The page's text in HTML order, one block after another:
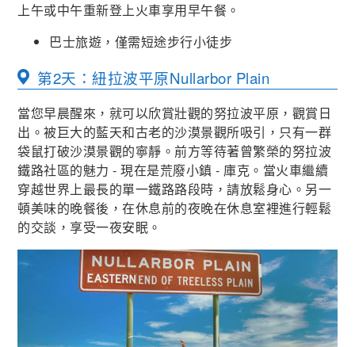
上午或中午重新登上火車享用早午餐。
巴士旅遊，僅需短途步行小徒步
第2天：紐拉波平原Nullarbor Plain
當您早晨醒來，就可以欣賞壯觀的努拉波平原，觀賞日
出。被巨大的藍天和古老的沙漠景觀所吸引，只有一群
袋鼠打破沙漠景觀的寧靜。前方等待著曾繁榮的努拉波
鐵路社區的魅力 - 現在是荒廢小鎮 - 庫克。當火車繼續
穿越世界上最長的單一鐵路路段時，請放鬆身心。另一
頓美味的晚餐後，在休息前的夜晚在休息室裡進行輕鬆
的交談，享受一夜安眠。